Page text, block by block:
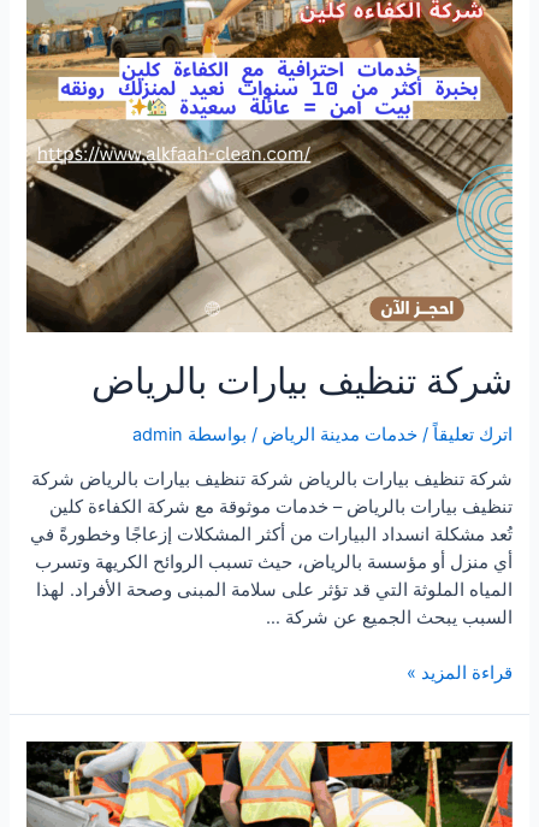
شركة تنظيف بيارات بالرياض
اترك تعليقاً /خدمات مدينة الرياض / بواسطة admin
شركة تنظيف بيارات بالرياض شركة تنظيف بيارات بالرياض شركة
تنظيف بيارات بالرياض – خدمات موثوقة مع شركة الكفاءة كلين
تُعد مشكلة انسداد البيارات من أكثر المشكلات إزعاجًا وخطورةً في
أي منزل أو مؤسسة بالرياض، حيث تسبب الروائح الكريهة وتسرب
المياه الملوثة التي قد تؤثر على سلامة المبنى وصحة الأفراد. لهذا
السبب يبحث الجميع عن شركة …
شركة
بالرياض
قراءة المزيد »